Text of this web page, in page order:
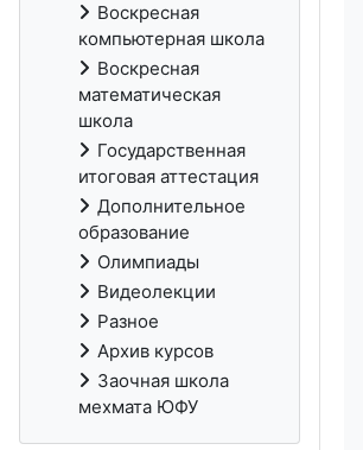
Воскресная
компьютерная школа
Воскресная
математическая
школа
Государственная
итоговая аттестация
Дополнительное
образование
Олимпиады
Видеолекции
Разное
Архив курсов
Заочная школа
мехмата ЮФУ